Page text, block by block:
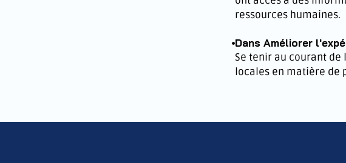
ressources humaines.
Dans Améliorer
Se tenir au courant
locales en matière de